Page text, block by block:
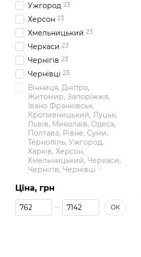
Ужгород 23
Херсон 23
Хмельницький 23
Черкаси 23
Чернігів 23
Чернівці 23
Вінниця, Дніпро,
Житомир, Запоріжжя,
Івано Франківськ,
Кропивницький, Луцьк,
Львів, Миколаїв, Одеса,
Полтава, Рівне, Суми,
Тернопіль, Ужгород,
Харків, Херсон,
Хмельницький, Черкаси,
Чернігів, Чернівці 0
Ціна, грн
Від Ціна, грн
До Ціна, грн ОК